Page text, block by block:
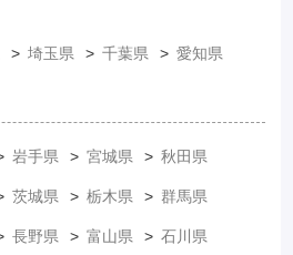
埼玉県 千葉県 愛知県
岩手県 宮城県 秋田県
茨城県 栃木県 群馬県
長野県 富山県 石川県